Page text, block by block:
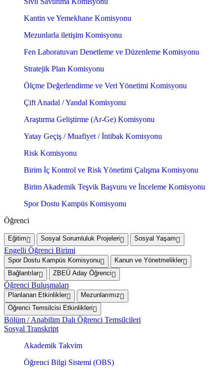
Kantin ve Yemekhane Komisyonu
Mezunlarla iletişim Komisyonu
Fen Laboratuvarı Denetleme ve Düzenleme Komisyonu
Stratejik Plan Komisyonu
Ölçme Değerlendirme ve Veri Yönetimi Komisyonu
Çift Anadal / Yandal Komisyonu
Araştırma Geliştirme (Ar-Ge) Komisyonu
Yatay Geçiş / Muafiyet / İntibak Komisyonu
Risk Komisyonu
Birim İç Kontrol ve Risk Yönetimi Çalışma Komisyonu
Birim Akademik Teşvik Başvuru ve İnceleme Komisyonu
Spor Dostu Kampüs Komisyonu
Öğrenci
Eğitim Sosyal Sorumluluk Projeleri Sosyal Yaşam
Engelli Öğrenci Birimi
Spor Dostu Kampüs Komisyonu
Kanun ve Yönetmelikler
Bağlantılar
ZBEÜ Aday Öğrenci
Öğrenci Buluşmaları
Planlanan Etkinlikler
Mezunlarımız
Öğrenci Temsilcisi Etkinlikleri
Bölüm / Anabilim Dalı Öğrenci Temsilcileri
Sosyal Transkript
Akademik Takvim
Öğrenci Bilgi Sistemi (OBS)